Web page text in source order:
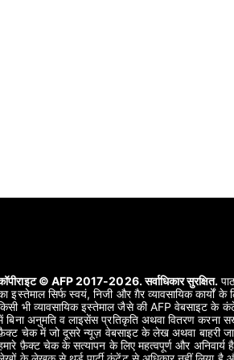
© AFP 2017-2026. सर्वाधिकार सुरक्षित.
इस्तेमाल सिर्फ स्वयं, निजी और ग़ैर व्यावसायिक कार्यों
भी व्यावसायिक इस्तेमाल जैसे की AFP वेबसाइट के
बिना अनुमति व लाइसेंस प्रतिकृति अथवा वितरण करना
चेक में जो दूसरे न्यूज़ वेबसाइट के लेख अथवा बाहरी
फ़ैक्ट चेक के सत्यापन के लिए महत्वपूर्ण और अनिवार्य